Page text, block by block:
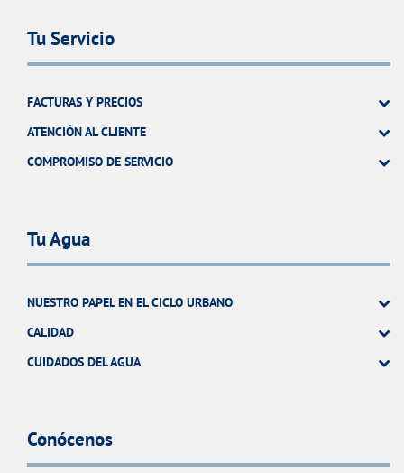
Tu Servicio
FACTURAS Y PRECIOS
ATENCIÓN AL CLIENTE
COMPROMISO DE SERVICIO
Tu Agua
NUESTRO PAPEL EN EL CICLO URBANO
CALIDAD
CUIDADOS DEL AGUA
Conócenos